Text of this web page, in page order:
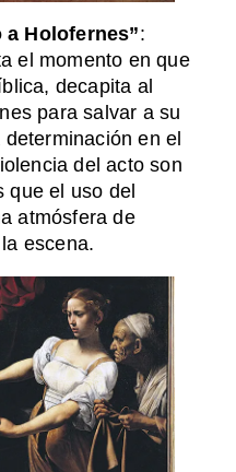
Holofernes”:
el momento en que
decapita al
para salvar a su
en el
del acto son
que el uso del
atmósfera de
escena.